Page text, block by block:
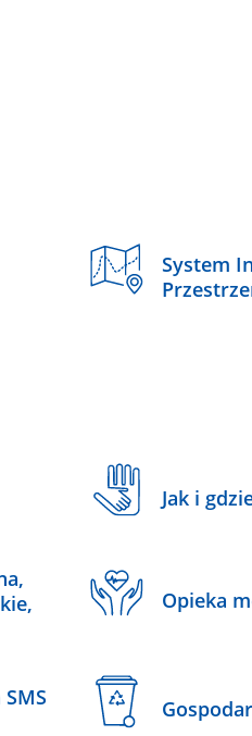
System
Jak i
Opieka